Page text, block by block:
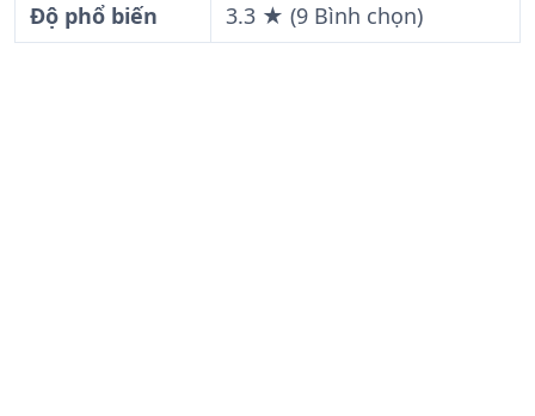
Độ phổ biến
3.3 ★ (9 Bình chọn)